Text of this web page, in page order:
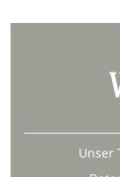
Unser